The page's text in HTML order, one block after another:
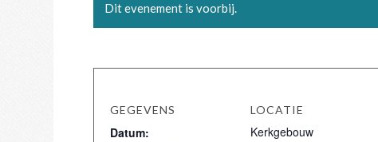
Dit evenement is voorbij.
GEGEVENS
Datum:
LOCATIE
Kerkgebouw